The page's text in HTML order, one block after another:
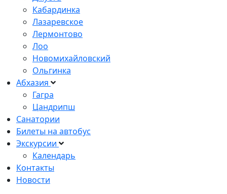
Кабардинка
Лазаревское
Лермонтово
Лоо
Новомихайловский
Ольгинка
Абхазия
Гагра
Цандрипш
Санатории
Билеты на автобус
Экскурсии
Календарь
Контакты
Новости